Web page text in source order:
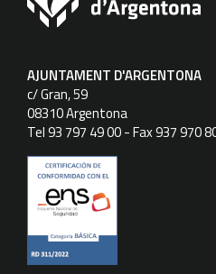
AJUNTAMENT D'ARGENTONA
c/ Gran, 59
08310 Argentona
Tel 93 797 49 00 - Fax 937 970